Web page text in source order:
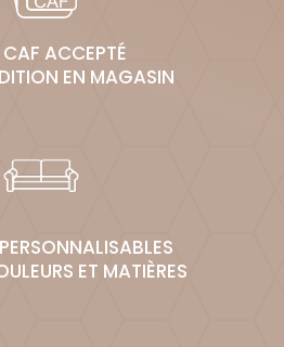
CAF ACCEPTÉ
EN MAGASIN
ET MATIÈRES